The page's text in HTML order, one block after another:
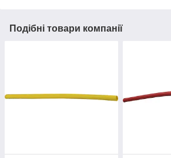
Подібні товари компанії